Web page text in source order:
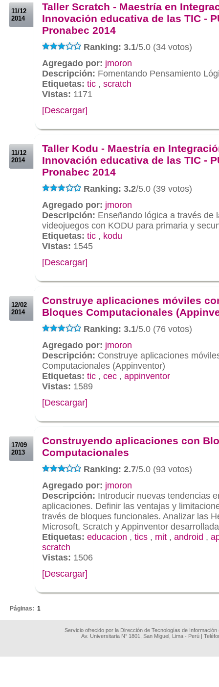
11/12
2014
Taller Scratch - Maestría en
Innovación educativa de las TIC -
Pronabec 2014
Ranking: 3.1/5.0 (34 votos)
Agregado por: jmoron
Descripción: Fomentando Pensamiento
Etiquetas: tic , scratch
Vistas: 1171
[Descargar]
11/12
2014
Taller Kodu - Maestría en
Innovación educativa de las TIC -
Pronabec 2014
Ranking: 3.2/5.0 (39 votos)
Agregado por: jmoron
Descripción: Enseñando lógica a través de
videojuegos con KODU para primaria y
Etiquetas: tic , kodu
Vistas: 1545
[Descargar]
12/02
2014
Construye aplicaciones móviles
Bloques Computacionales
Ranking: 3.1/5.0 (76 votos)
Agregado por: jmoron
Descripción: Construye aplicaciones
Computacionales (Appinventor)
Etiquetas: tic , cec , appinventor
Vistas: 1589
[Descargar]
17/09
2013
Construyendo aplicaciones con
Computacionales
Ranking: 2.7/5.0 (93 votos)
Agregado por: jmoron
Descripción: Introducir nuevas tendencias
aplicaciones. Definir las ventajas y
través de bloques funcionales. Analizar las
Microsoft, Scratch y Appinventor
Etiquetas: educacion , tics , mit , android ,
scratch
Vistas: 1506
[Descargar]
Páginas: 1
Servicio ofrecido por la Dirección de Tecnologías de
Av. Universitaria N° 1801, San Miguel, Lima - Perú |